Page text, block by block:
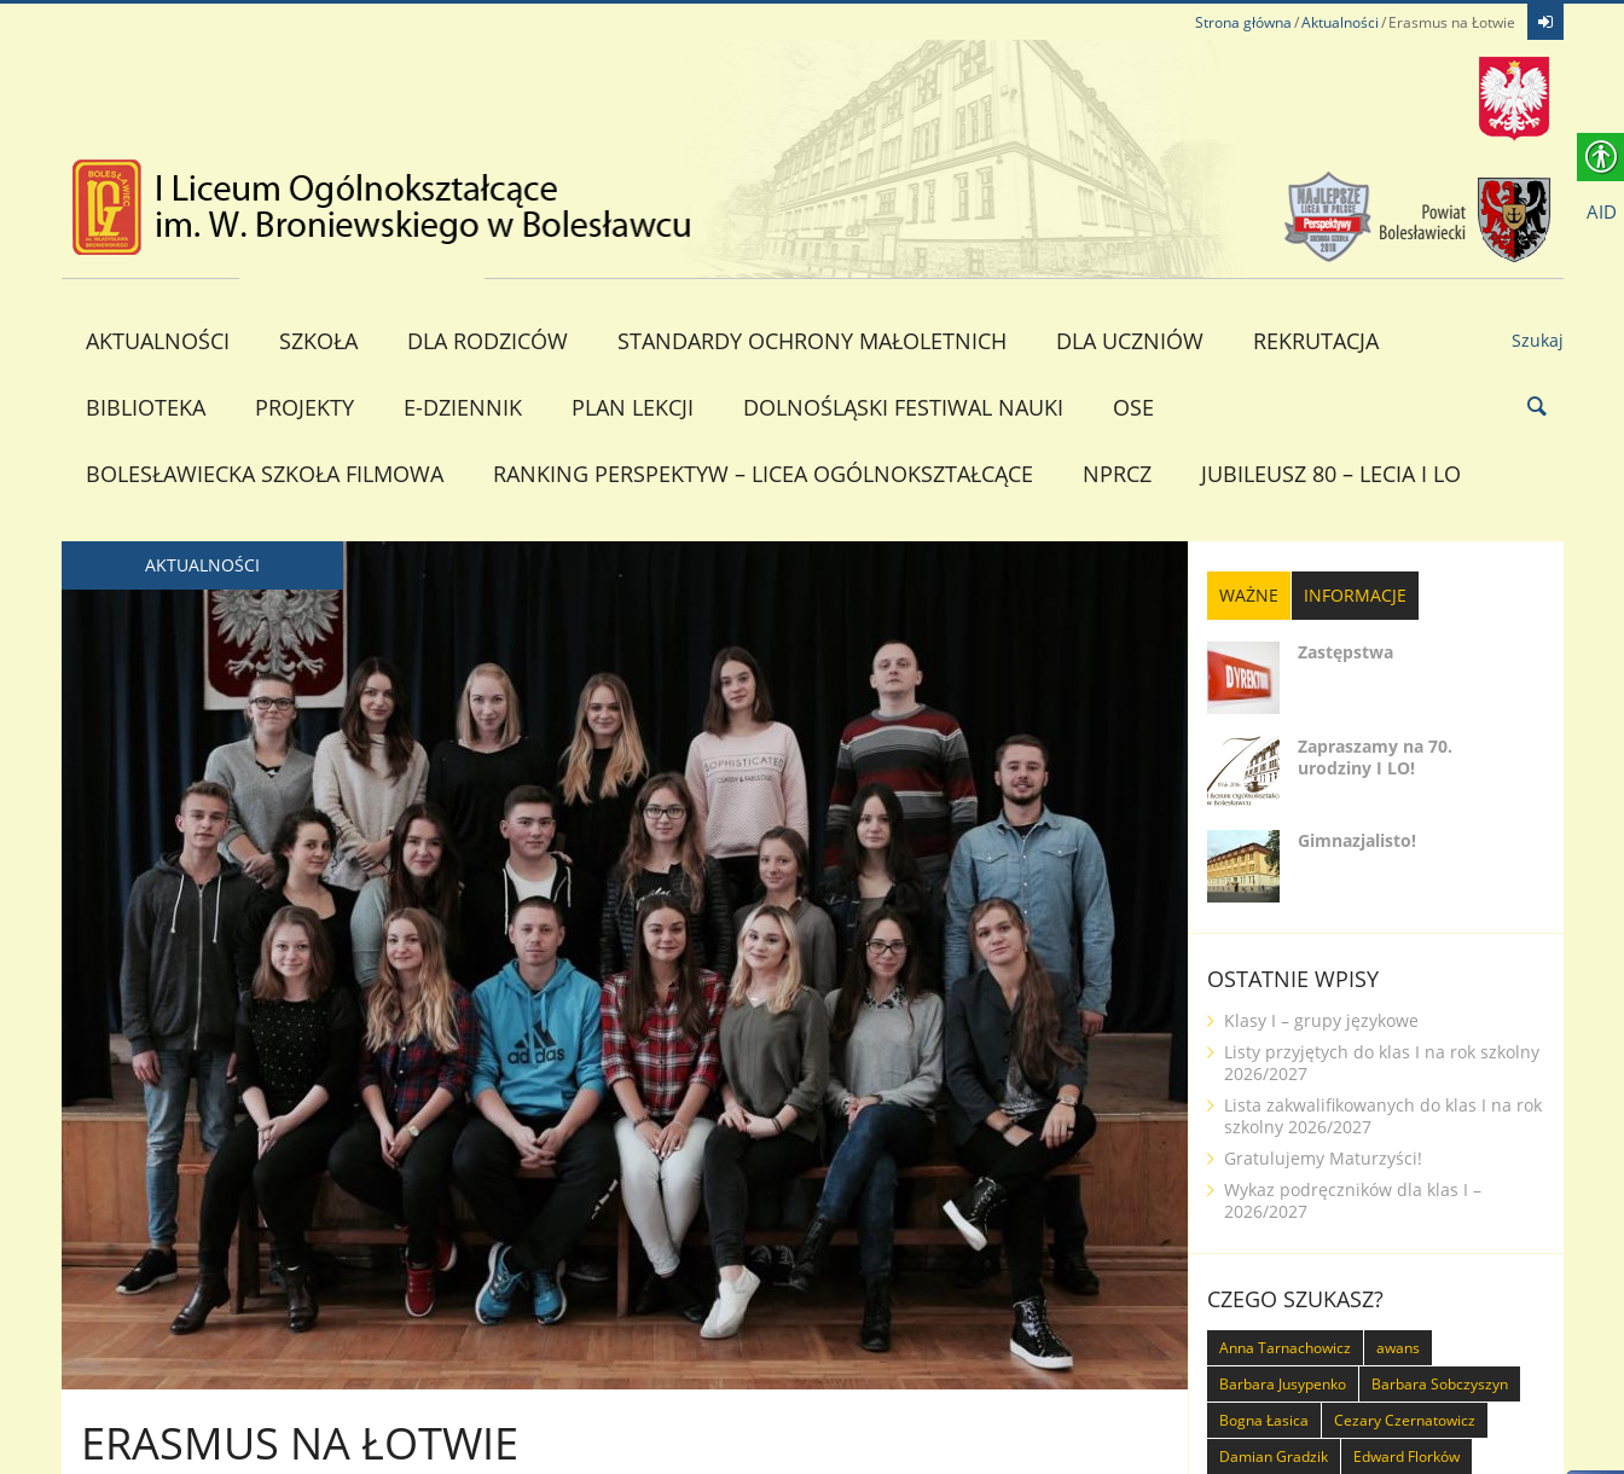
Strona główna Aktualności Erasmus na Łotwie
AKTUALNOŚCI SZKOŁA DLA RODZICÓW STANDARDY OCHRONY MAŁOLETNICH DLA UCZNIÓW REKRUTACJA
BIBLIOTEKA PROJEKTY E-DZIENNIK PLAN LEKCJI DOLNOŚLĄSKI FESTIWAL NAUKI OSE
BOLESŁAWIECKA SZKOŁA FILMOWA RANKING PERSPEKTYW – LICEA OGÓLNOKSZTAŁCĄCE NPRCZ JUBILEUSZ 80 – LECIA I LO
Szukaj
AKTUALNOŚCI
ERASMUS NA ŁOTWIE
WAŻNE INFORMACJE
Zastępstwa
Zapraszamy na 70.
urodziny I LO!
Gimnazjalisto!
OSTATNIE WPISY
Klasy I – grupy językowe
Listy przyjętych do klas I na rok szkolny
2026/2027
Lista zakwalifikowanych do klas I na rok
szkolny 2026/2027
Gratulujemy Maturzyści!
Wykaz podręczników dla klas I –
2026/2027
CZEGO SZUKASZ?
Anna Tarnachowicz
awans
Barbara Jusypenko
Barbara Sobczyszyn
Bogna Łasica
Cezary Czernatowicz
Damian Gradzik
Edward Florków
AID